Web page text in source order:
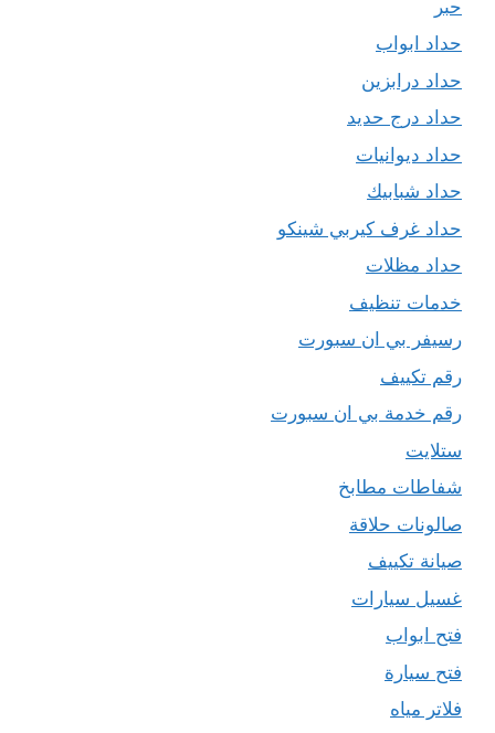
حبر
حداد ابواب
حداد درابزين
حداد درج حديد
حداد ديوانيات
حداد شبابيك
حداد غرف كيربي شينكو
حداد مظلات
خدمات تنظيف
رسيفر بي ان سبورت
رقم تكييف
رقم خدمة بي ان سبورت
ستلايت
شفاطات مطابخ
صالونات حلاقة
صيانة تكييف
غسيل سيارات
فتح ابواب
فتح سيارة
فلاتر مياه